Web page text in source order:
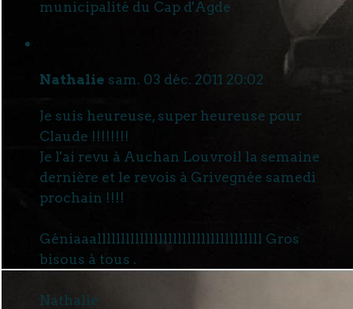
municipalité du Cap d'Agde
Nathalie sam. 03 déc. 2011 20:02
Je suis heureuse, super heureuse pour
Claude !!!!!!!!
Je l'ai revu à Auchan Louvroil la semaine
dernière et le revois à Grivegnée samedi
prochain !!!!
Géniaaalllllllllllllllllllllllllllllllllll Gros
bisous à tous .
Nathalie